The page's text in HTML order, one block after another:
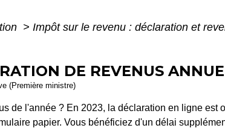
> Impôt sur le revenu : déclaration et
DE REVENUS
(Première ministre)
de l'année ? En 2023, la déclaration en ligne est
papier. Vous bénéficiez d'un délai